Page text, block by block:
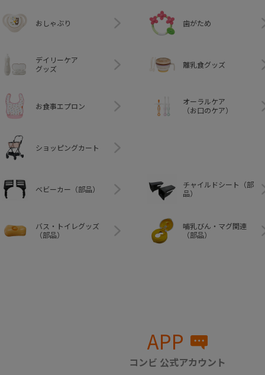
おしゃぶり 歯がため
デイリーケア
グッズ
離乳食グッズ
お食事エプロン
オーラルケア
（お口のケア）
ショッピングカート
ベビーカー（部品）
チャイルドシート（部
品）
バス・トイレグッズ
（部品）
哺乳びん・マグ関連
（部品）
APP
コンビ 公式アカウント